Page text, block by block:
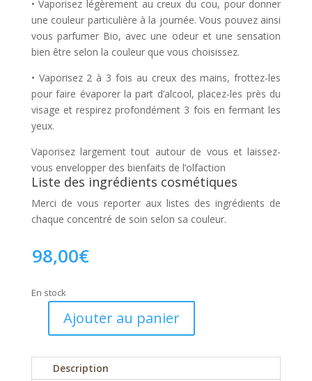
• Vaporisez légèrement au creux du cou, pour donner
une couleur particulière à la journée. Vous pouvez ainsi
vous parfumer Bio, avec une odeur et une sensation
bien être selon la couleur que vous choisissez.
• Vaporisez 2 à 3 fois au creux des mains, frottez-les
pour faire évaporer la part d’alcool, placez-les près du
visage et respirez profondément 3 fois en fermant les
yeux.
Vaporisez largement tout autour de vous et laissez-
vous envelopper des bienfaits de l’olfaction
Liste des ingrédients cosmétiques
Merci de vous reporter aux listes des ingrédients de
chaque concentré de soin selon sa couleur.
98,00€
En stock
quantité
Coffret
Parfums
Ajouter au panier
Description